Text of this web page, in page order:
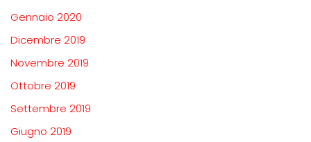
Gennaio 2020
Dicembre 2019
Novembre 2019
Ottobre 2019
Settembre 2019
Giugno 2019